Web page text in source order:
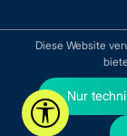
Diese Website
Nur